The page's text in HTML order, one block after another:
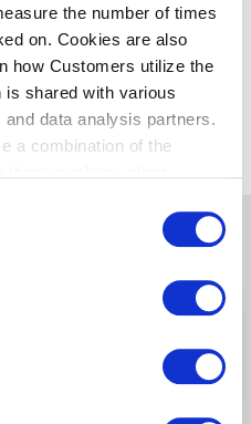
the number of times
on. Cookies are also
how Customers utilize the
is shared with various
data analysis partners.
a combination of the
by our partners when
Please see
店